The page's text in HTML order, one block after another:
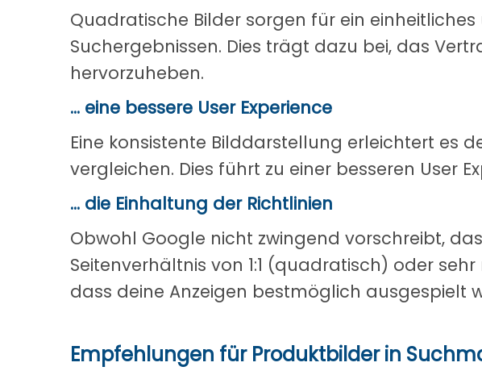
Quadratische Bilder sorgen für ein
Suchergebnissen. Dies trägt dazu bei, das
hervorzuheben.
... eine bessere User Experience
Eine konsistente Bilddarstellung erleichtert es
vergleichen. Dies führt zu einer besseren User
... die Einhaltung der Richtlinien
Obwohl Google nicht zwingend vorschreibt,
Seitenverhältnis von 1:1 (quadratisch) oder
dass deine Anzeigen bestmöglich ausgespielt
Empfehlungen für Produktbilder in